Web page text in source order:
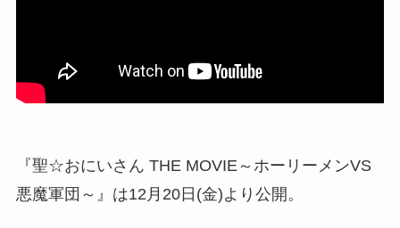
『聖☆おにいさん THE MOVIE～ホーリーメンVS
悪魔軍団～』は12月20日(金)より公開。